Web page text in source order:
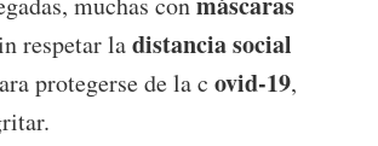
respetar ladistancia social
protegerse de la c ovid-19,